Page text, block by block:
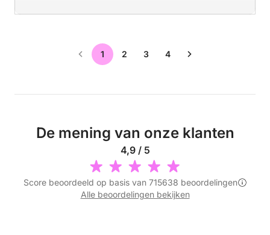
1 2 3 4
De mening van onze klanten
4,9 / 5
Score beoordeeld op basis van 715638 beoordelingen
Alle beoordelingen bekijken